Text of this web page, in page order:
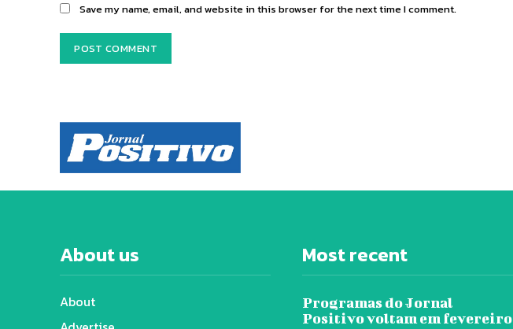
Save my name, email, and website in this browser for the next time I comment.
About us
About
Most recent
Programas do Jornal
Positivo voltam em fevereiro